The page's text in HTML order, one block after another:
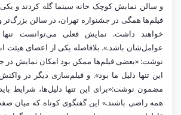
و سالن نمایش کوچک خانه سینما گله کردند و
فیلم‌ها همگی در جشنواره تهران، در سالن‌ بزرگ‌تر
خواهند داشت. نمایش فعلی می‌توانست تنها
عوامل‌شان باشد.». بلافاصله یکی از اعضای هیئت
نوشت: «بعضی فیلم‌ها ممکن بود امکان نمایش در
این تنها دلیل ما بود». و فیلم‌سازی دیگر در
مضمون نوشت:«برای این تنها دلیل‌ها، شرایط
همه راضی باشند.» این گفتگوی کوتاه که میان